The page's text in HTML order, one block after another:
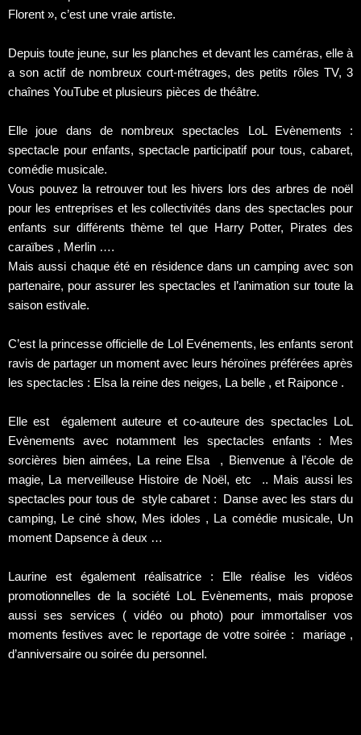
Florent », c’est une vraie artiste.
Depuis toute jeune, sur les planches et devant les caméras, elle à
a son actif de nombreux court-métrages, des petits rôles TV, 3
chaînes YouTube et plusieurs pièces de théâtre.
Elle joue dans de nombreux spectacles LoL Evènements :
spectacle pour enfants, spectacle participatif pour tous, cabaret,
comédie musicale.
Vous pouvez la retrouver tout les hivers lors des arbres de noël
pour les entreprises et les collectivités dans des spectacles pour
enfants sur différents thème tel que Harry Potter, Pirates des
caraïbes , Merlin ….
Mais aussi chaque été en résidence dans un camping avec son
partenaire, pour assurer les spectacles et l’animation sur toute la
saison estivale.
C’est la princesse officielle de Lol Evénements, les enfants seront
ravis de partager un moment avec leurs héroïnes préférées après
les spectacles : Elsa la reine des neiges, La belle , et Raiponce .
Elle est également auteure et co-auteure des spectacles LoL
Evènements avec notamment les spectacles enfants : Mes
sorcières bien aimées, La reine Elsa , Bienvenue à l’école de
magie, La merveilleuse Histoire de Noël, etc .. Mais aussi les
spectacles pour tous de style cabaret : Danse avec les stars du
camping, Le ciné show, Mes idoles , La comédie musicale, Un
moment Dapsence à deux …
Laurine est également réalisatrice : Elle réalise les vidéos
promotionnelles de la société LoL Evènements, mais propose
aussi ses services ( vidéo ou photo) pour immortaliser vos
moments festives avec le reportage de votre soirée : mariage ,
d’anniversaire ou soirée du personnel.